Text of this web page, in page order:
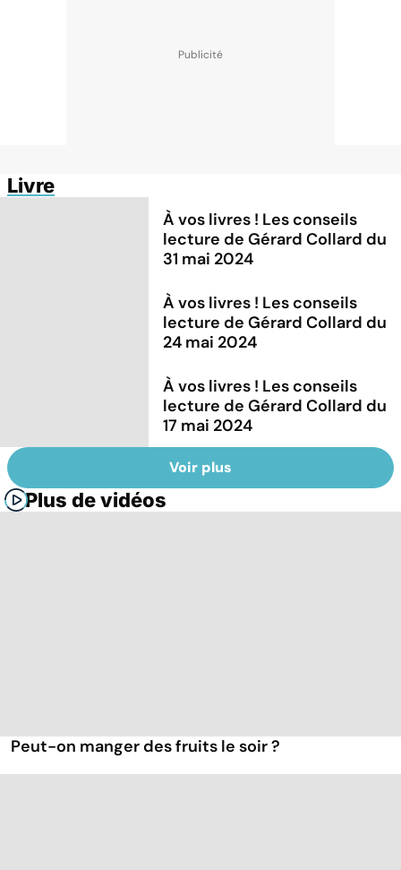
Livre
À vos livres ! Les conseils
lecture de Gérard Collard du
31 mai 2024
À vos livres ! Les conseils
lecture de Gérard Collard du
24 mai 2024
À vos livres ! Les conseils
lecture de Gérard Collard du
17 mai 2024
Voir plus
Plus de vidéos
Peut-on manger des fruits le soir ?